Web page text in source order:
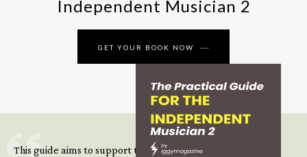
Independent Musician 2
GET YOUR BOOK NOW
This guide aims to support those climbing the next steps of